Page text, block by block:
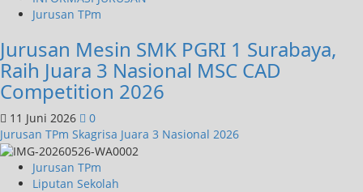
Jurusan TPm
Jurusan Mesin SMK PGRI 1 Surabaya,
Raih Juara 3 Nasional MSC CAD
Competition 2026
11 Juni 2026
0
Jurusan TPm Skagrisa Juara 3 Nasional 2026
Jurusan TPm
Liputan Sekolah